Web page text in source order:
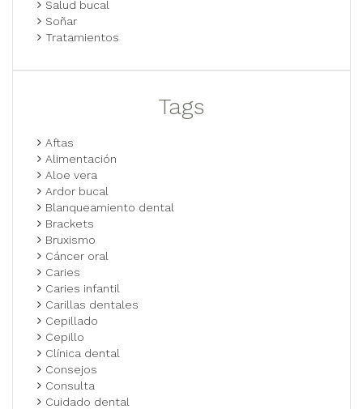
Salud bucal
Soñar
Tratamientos
Tags
Aftas
Alimentación
Aloe vera
Ardor bucal
Blanqueamiento dental
Brackets
Bruxismo
Cáncer oral
Caries
Caries infantil
Carillas dentales
Cepillado
Cepillo
Clínica dental
Consejos
Consulta
Cuidado dental